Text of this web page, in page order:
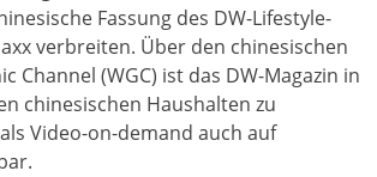
Fassung des DW-Lifestyle-
verbreiten. Über den chinesischen
Channel (WGC) ist das DW-Magazin in
chinesischen Haushalten zu
Video-on-demand auch auf